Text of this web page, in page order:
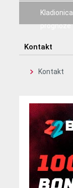
Kladionica
prognoze
Kontakt
Kontakt